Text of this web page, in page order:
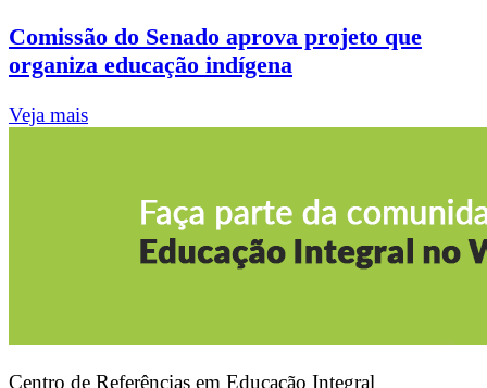
Comissão do Senado aprova projeto que
organiza educação indígena
Veja mais
Centro de Referências em Educação Integral